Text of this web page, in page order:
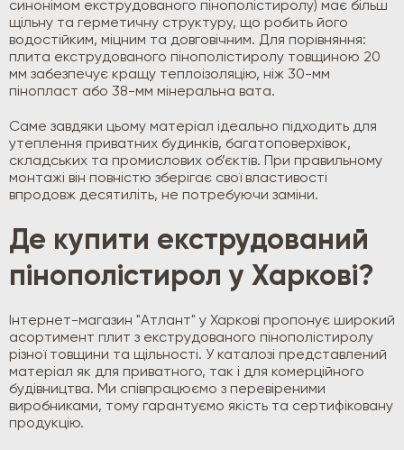
синонімом екструдованого пінополістиролу) має більш
щільну та герметичну структуру, що робить його
водостійким, міцним та довговічним. Для порівняння:
плита екструдованого пінополістиролу товщиною 20
мм забезпечує кращу теплоізоляцію, ніж 30-мм
пінопласт або 38-мм мінеральна вата.
Саме завдяки цьому матеріал ідеально підходить для
утеплення приватних будинків, багатоповерхівок,
складських та промислових об’єктів. При правильному
монтажі він повністю зберігає свої властивості
впродовж десятиліть, не потребуючи заміни.
Де купити екструдований
пінополістирол у Харкові?
Інтернет-магазин "Атлант" у Харкові пропонує широкий
асортимент плит з екструдованого пінополістиролу
різної товщини та щільності. У каталозі представлений
матеріал як для приватного, так і для комерційного
будівництва. Ми співпрацюємо з перевіреними
виробниками, тому гарантуємо якість та сертифіковану
продукцію.